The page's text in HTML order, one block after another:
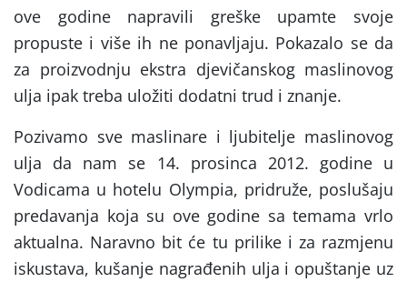
ove godine napravili greške upamte svoje
propuste i više ih ne ponavljaju. Pokazalo se da
za proizvodnju ekstra djevičanskog maslinovog
ulja ipak treba uložiti dodatni trud i znanje.
Pozivamo sve maslinare i ljubitelje maslinovog
ulja da nam se 14. prosinca 2012. godine u
Vodicama u hotelu Olympia, pridruže, poslušaju
predavanja koja su ove godine sa temama vrlo
aktualna. Naravno bit će tu prilike i za razmjenu
iskustava, kušanje nagrađenih ulja i opuštanje uz